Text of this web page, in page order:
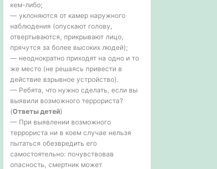
кем-либо;
— уклоняются от камер наружного
наблюдения (опускают голову,
отвертываются, прикрывают лицо,
прячутся за более высоких людей);
— неоднократно приходят на одно и то
же место (не решаясь привести в
действие взрывное устройство).
— Ребята, что нужно сделать, если вы
выявили возможного террориста?
(Ответы детей)
— При выявлении возможного
террориста ни в коем случае нельзя
пытаться обезвредить его
самостоятельно: почувствовав
опасность, смертник может